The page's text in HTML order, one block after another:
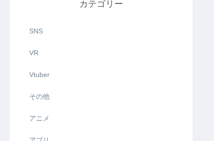
カテゴリー
SNS
VR
Vtuber
その他
アニメ